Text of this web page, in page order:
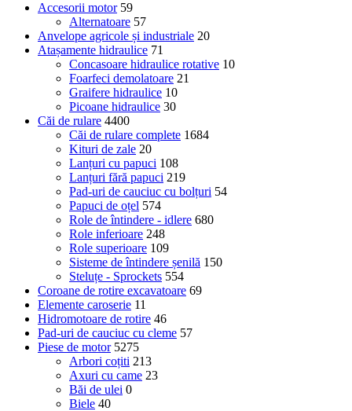
Accesorii motor 59
Alternatoare 57
Anvelope agricole și industriale 20
Atașamente hidraulice 71
Concasoare hidraulice rotative 10
Foarfeci demolatoare 21
Graifere hidraulice 10
Picoane hidraulice 30
Căi de rulare 4400
Căi de rulare complete 1684
Kituri de zale 20
Lanțuri cu papuci 108
Lanțuri fără papuci 219
Pad-uri de cauciuc cu bolțuri 54
Papuci de oțel 574
Role de întindere - idlere 680
Role inferioare 248
Role superioare 109
Sisteme de întindere șenilă 150
Steluțe - Sprockets 554
Coroane de rotire excavatoare 69
Elemente caroserie 11
Hidromotoare de rotire 46
Pad-uri de cauciuc cu cleme 57
Piese de motor 5275
Arbori coțiti 213
Axuri cu came 23
Băi de ulei 0
Biele 40